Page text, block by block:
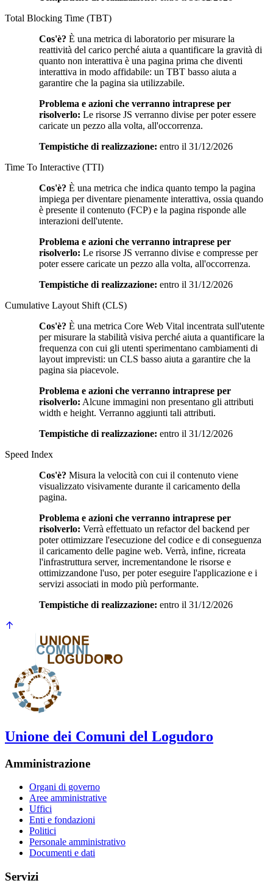
Total Blocking Time (TBT)
Cos'è? È una metrica di laboratorio per misurare la
reattività del carico perché aiuta a quantificare la gravità di
quanto non interattiva è una pagina prima che diventi
interattiva in modo affidabile: un TBT basso aiuta a
garantire che la pagina sia utilizzabile.
Problema e azioni che verranno intraprese per
risolverlo: Le risorse JS verranno divise per poter essere
caricate un pezzo alla volta, all'occorrenza.
Tempistiche di realizzazione: entro il 31/12/2026
Time To Interactive (TTI)
Cos'è? È una metrica che indica quanto tempo la pagina
impiega per diventare pienamente interattiva, ossia quando
è presente il contenuto (FCP) e la pagina risponde alle
interazioni dell'utente.
Problema e azioni che verranno intraprese per
risolverlo: Le risorse JS verranno divise e compresse per
poter essere caricate un pezzo alla volta, all'occorrenza.
Tempistiche di realizzazione: entro il 31/12/2026
Cumulative Layout Shift (CLS)
Cos'è? È una metrica Core Web Vital incentrata sull'utente
per misurare la stabilità visiva perché aiuta a quantificare la
frequenza con cui gli utenti sperimentano cambiamenti di
layout imprevisti: un CLS basso aiuta a garantire che la
pagina sia piacevole.
Problema e azioni che verranno intraprese per
risolverlo: Alcune immagini non presentano gli attributi
width e height. Verranno aggiunti tali attributi.
Tempistiche di realizzazione: entro il 31/12/2026
Speed Index
Cos'è? Misura la velocità con cui il contenuto viene
visualizzato visivamente durante il caricamento della
pagina.
Problema e azioni che verranno intraprese per
risolverlo: Verrà effettuato un refactor del backend per
poter ottimizzare l'esecuzione del codice e di conseguenza
il caricamento delle pagine web. Verrà, infine, ricreata
l'infrastruttura server, incrementandone le risorse e
ottimizzandone l'uso, per poter eseguire l'applicazione e i
servizi associati in modo più performante.
Tempistiche di realizzazione: entro il 31/12/2026
Unione dei Comuni del Logudoro
Amministrazione
Organi di governo
Aree amministrative
Uffici
Enti e fondazioni
Politici
Personale amministrativo
Documenti e dati
Servizi